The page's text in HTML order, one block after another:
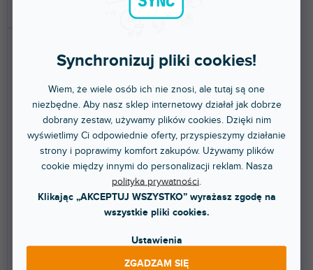
Synchronizuj pliki cookies!
Wiem, że wiele osób ich nie znosi, ale tutaj są one
niezbędne. Aby nasz sklep internetowy działał jak dobrze
dobrany zestaw, używamy plików cookies. Dzięki nim
wyświetlimy Ci odpowiednie oferty, przyspieszymy działanie
strony i poprawimy komfort zakupów. Używamy plików
cookie między innymi do personalizacji reklam. Nasza
polityka prywatności
Klikając „AKCEPTUJ WSZYSTKO” wyrażasz zgodę na
wszystkie pliki cookies.
Ustawienia
ZGADZAM SIĘ
MV6 Cover
HFA 112
głośnik/monitor 8"+1", 500 W,